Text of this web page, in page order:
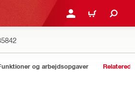
LOG IND ELLER
INDKØBSKURV
og arbejdsopgaver